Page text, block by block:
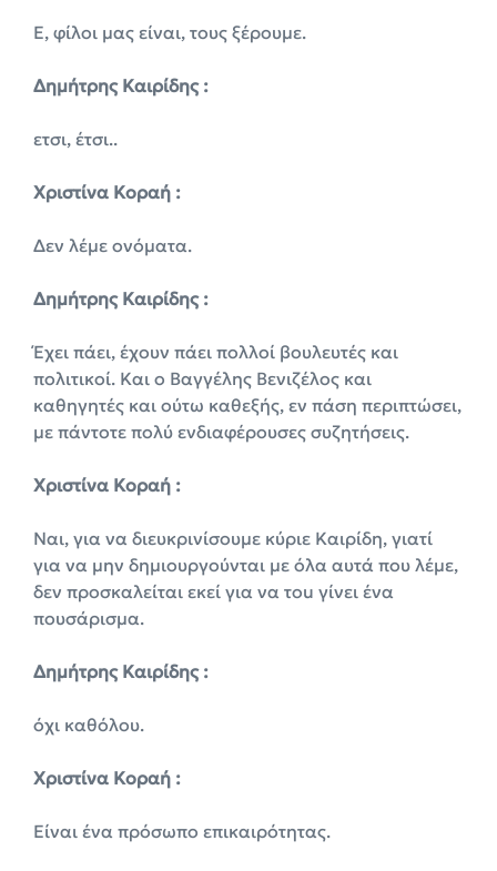
Ε, φίλοι μας είναι, τους ξέρουμε.
Δημήτρης Καιρίδης :
ετσι, έτσι..
Χριστίνα Κοραή :
Δεν λέμε ονόματα.
Δημήτρης Καιρίδης :
Έχει πάει, έχουν πάει πολλοί βουλευτές και
πολιτικοί. Και ο Βαγγέλης Βενιζέλος και
καθηγητές και ούτω καθεξής, εν πάση περιπτώσει,
με πάντοτε πολύ ενδιαφέρουσες συζητήσεις.
Χριστίνα Κοραή :
Ναι, για να διευκρινίσουμε κύριε Καιρίδη, γιατί
για να μην δημιουργούνται με όλα αυτά που λέμε,
δεν προσκαλείται εκεί για να τοu γίνει ένα
πουσάρισμα.
Δημήτρης Καιρίδης :
όχι καθόλου.
Χριστίνα Κοραή :
Είναι ένα πρόσωπο επικαιρότητας.